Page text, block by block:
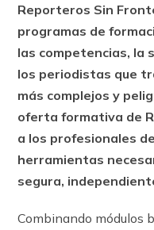
Reporteros Sin
programas de
las competencias, la
los periodistas que
más complejos y
oferta formativa de
a los profesionales
herramientas
segura,
Combinando módulos